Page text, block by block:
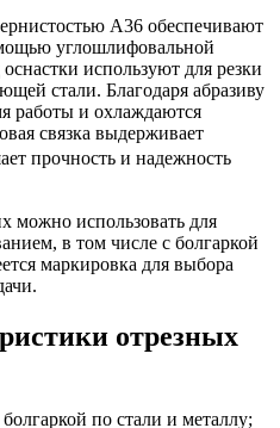
А36 обеспечивают
углошлифовальной
используют для резки
стали. Благодаря абразиву
работы и охлаждаются
связка выдерживает
прочность и надежность
можно использовать для
в том числе с болгаркой
маркировка для выбора
отрезных
по стали и металлу;